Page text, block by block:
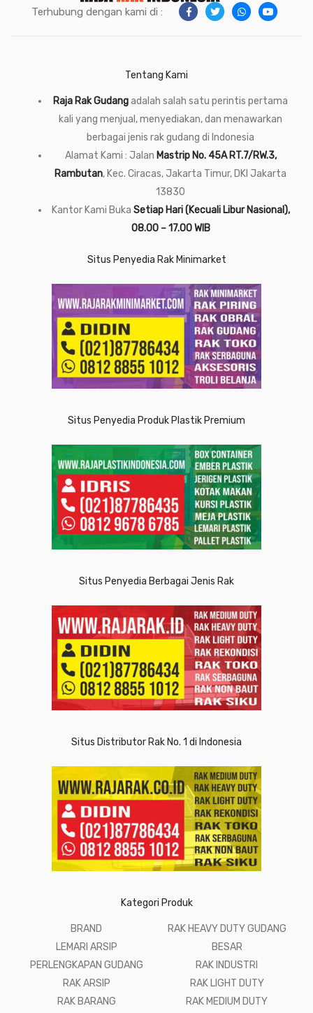
Terhubung dengan kami di :
Tentang Kami
Raja Rak Gudangadalah salah satu perintis pertama
kali yang menjual, menyediakan, dan menawarkan
berbagai jenis rak gudang di Indonesia
Alamat Kami : Jalan Mastrip No. 45A RT.7/RW.3,
Rambutan, Kec. Ciracas, Jakarta Timur, DKI Jakarta
13830
Kantor Kami Buka Setiap Hari (Kecuali Libur Nasional),
08.00 – 17.00 WIB
Situs Penyedia Rak Minimarket
Situs Penyedia Produk Plastik Premium
Situs Penyedia Berbagai Jenis Rak
Situs Distributor Rak No. 1 di Indonesia
Kategori Produk
BRAND
LEMARI ARSIP
PERLENGKAPAN GUDANG
RAK ARSIP
RAK BARANG
RAK HEAVY DUTY GUDANG
BESAR
RAK INDUSTRI
RAK LIGHT DUTY
RAK MEDIUM DUTY